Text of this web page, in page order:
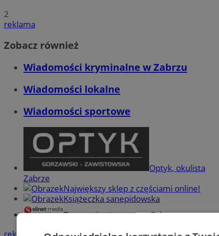
2
reklama
Zobacz również
Wiadomości kryminalne w Zabrzu
Wiadomości lokalne
Wiadomości sportowe
Optyk, okulista
Zabrze
Największy sklep z częściami online!
Książeczka sanepidowska
Tworzenie stron www -Zabrze
reklama